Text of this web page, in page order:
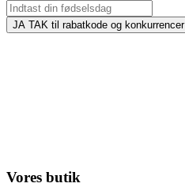
JA TAK til rabatkode og konkurrencer
Vores butik